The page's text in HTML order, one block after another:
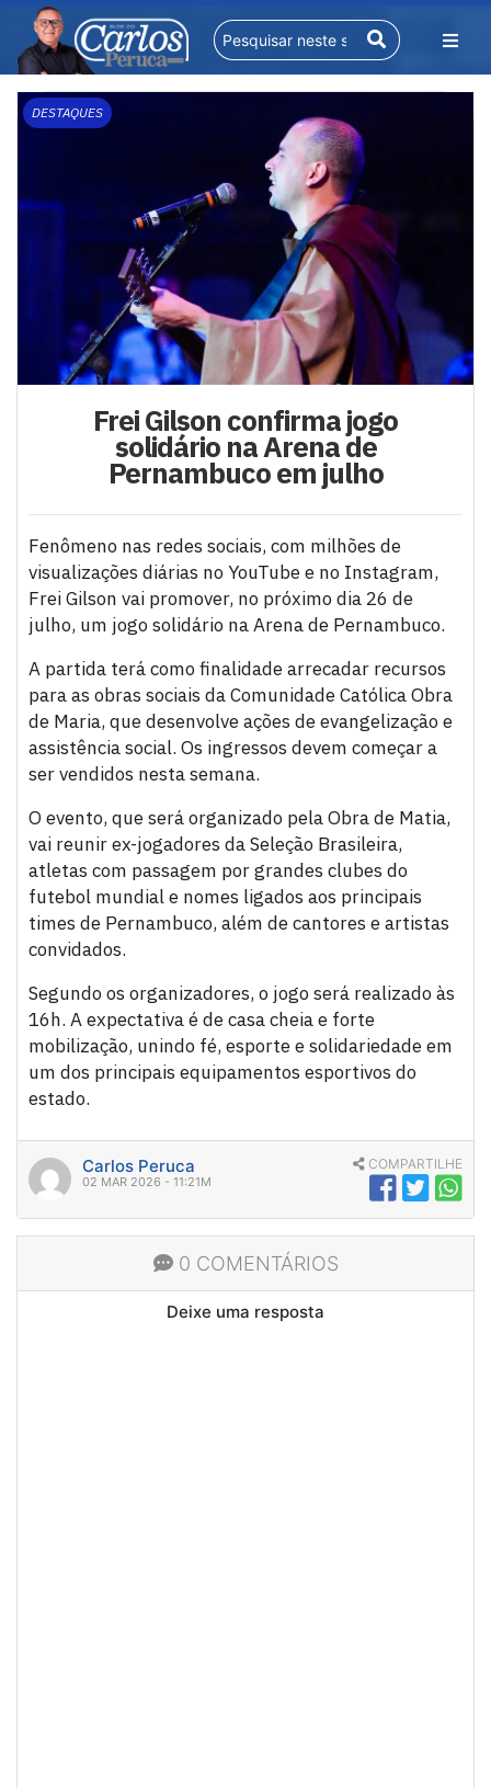
DESTAQUES
Frei Gilson confirma jogo
solidário na Arena de
Pernambuco em julho
Fenômeno nas redes sociais, com milhões de
visualizações diárias no YouTube e no Instagram,
Frei Gilson vai promover, no próximo dia 26 de
julho, um jogo solidário na Arena de Pernambuco.
A partida terá como finalidade arrecadar recursos
para as obras sociais da Comunidade Católica Obra
de Maria, que desenvolve ações de evangelização e
assistência social. Os ingressos devem começar a
ser vendidos nesta semana.
O evento, que será organizado pela Obra de Matia,
vai reunir ex-jogadores da Seleção Brasileira,
atletas com passagem por grandes clubes do
futebol mundial e nomes ligados aos principais
times de Pernambuco, além de cantores e artistas
convidados.
Segundo os organizadores, o jogo será realizado às
16h. A expectativa é de casa cheia e forte
mobilização, unindo fé, esporte e solidariedade em
um dos principais equipamentos esportivos do
estado.
Carlos Peruca
02 MAR 2026 - 11:21M
COMPARTILHE
0 COMENTÁRIOS
Deixe uma resposta